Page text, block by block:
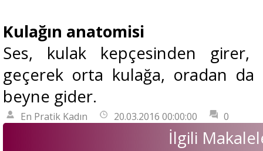
Kulağın anatomisi
Ses, kulak kepçesinden girer,
geçerek orta kulağa, oradan
beyne gider.
En Pratik Kadın 20.03.2016 00:00:00 0
İlgili